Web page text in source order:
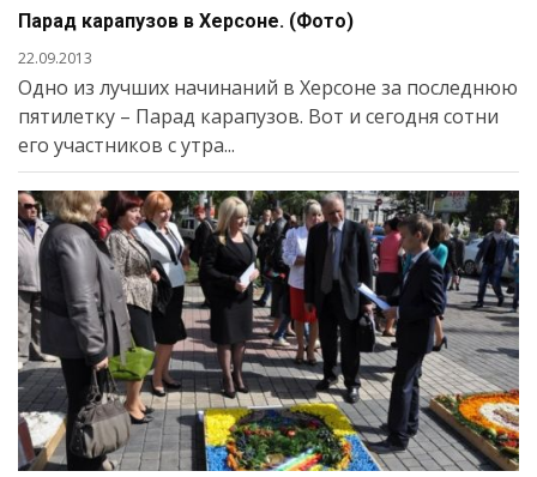
Парад карапузов в Херсоне. (Фото)
22.09.2013
Одно из лучших начинаний в Херсоне за последнюю
пятилетку – Парад карапузов. Вот и сегодня сотни
его участников с утра...